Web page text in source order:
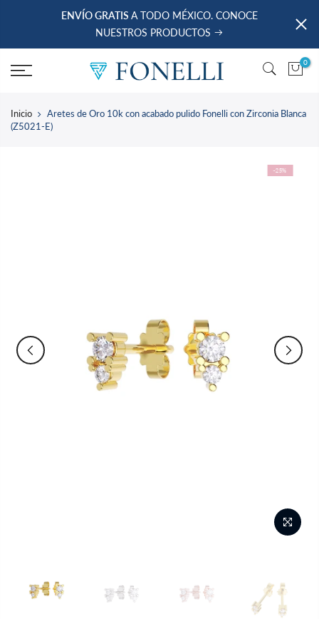
ENVÍO GRATIS A TODO MÉXICO. CONOCE
NUESTROS PRODUCTOS
0
Inicio
Aretes de Oro 10k con acabado pulido Fonelli con Zirconia Blanca
(Z5021-E)
-25%